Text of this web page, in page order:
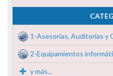
1-Asesorías, Auditorías y
2-Equipamientos
y más...